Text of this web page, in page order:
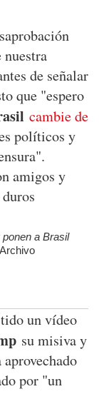
nuestra
de señalar
que "espero
cambie de
políticos y
a Brasil
un vídeo
su misiva y
por "un